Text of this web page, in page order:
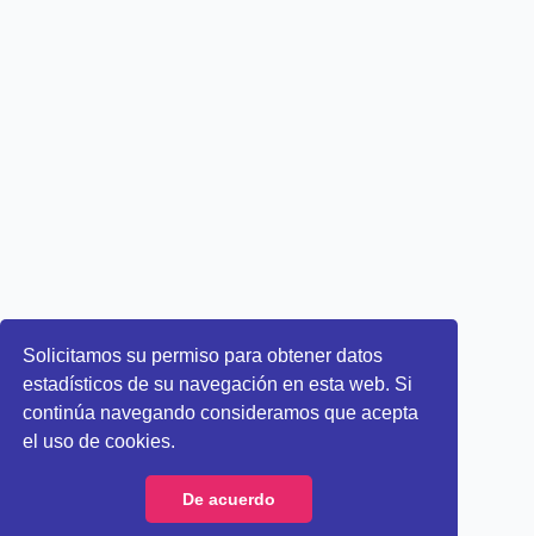
Solicitamos su permiso para obtener datos
estadísticos de su navegación en esta web. Si
continúa navegando consideramos que acepta
el uso de cookies.
De acuerdo